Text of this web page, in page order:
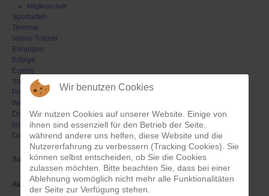
Mitgliedschaft
Sportarten
Termine
Vanny-Trainer
Ehrungen
Erfolge
Events
Shop
Presse
Weblinks
Downloads
Impressum/ Kontakt
Datenschutz
Suchen
Aktuell sind 239 Gäste und keine Mitglieder online
Wir benutzen Cookies
Wir nutzen Cookies auf unserer Website. Einige von
ihnen sind essenziell für den Betrieb der Seite,
während andere uns helfen, diese Website und die
Nutzererfahrung zu verbessern (Tracking Cookies). Sie
können selbst entscheiden, ob Sie die Cookies
zulassen möchten. Bitte beachten Sie, dass bei einer
Ablehnung womöglich nicht mehr alle Funktionalitäten
der Seite zur Verfügung stehen.